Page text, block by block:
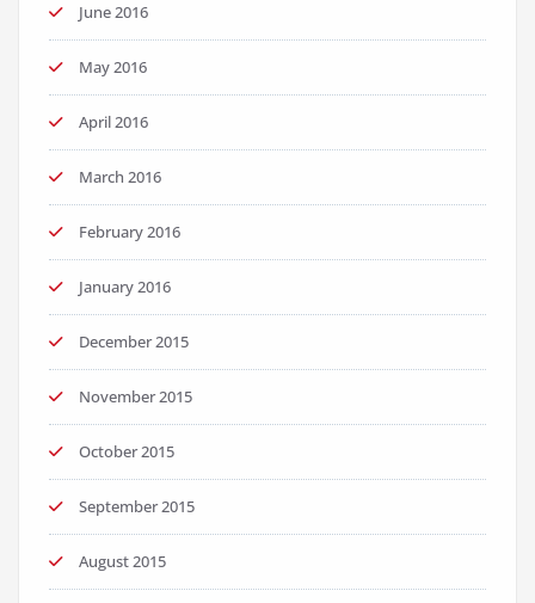
June 2016
May 2016
April 2016
March 2016
February 2016
January 2016
December 2015
November 2015
October 2015
September 2015
August 2015